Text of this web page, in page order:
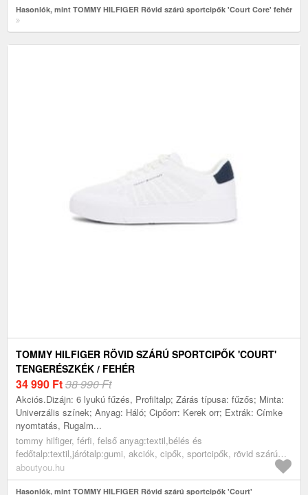
Hasonlók, mint TOMMY HILFIGER Rövid szárú sportcipők 'Court Core' fehér
TOMMY HILFIGER RÖVID SZÁRÚ SPORTCIPŐK 'COURT'
TENGERÉSZKÉK / FEHÉR
34 990 Ft38 990 Ft
Akciós.Dizájn: 6 lyukú fűzés, Profiltalp; Zárás típusa: fűzős; Minta:
Univerzális színek; Anyag: Háló; Cipőorr: Kerek orr; Extrák: Címke
nyomtatás, Rugalm...
tommy hilfiger, férfi, felső anyag:textil,bélés és
fedőtalp:textil,járótalp:gumi, akciók, cipők, sportcipők, rövid szárú
edzőcipők, alkalmi sportcipők, tengerészkék, fehér
aboutyou.hu
Hasonlók, mint TOMMY HILFIGER Rövid szárú sportcipők 'Court'